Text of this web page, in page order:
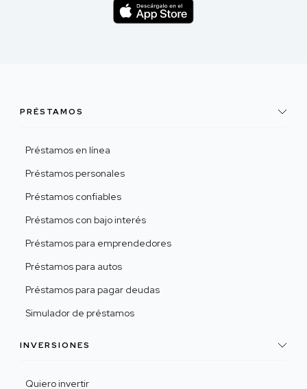
PRÉSTAMOS
Préstamos en línea
Préstamos personales
Préstamos confiables
Préstamos con bajo interés
Préstamos para emprendedores
Préstamos para autos
Préstamos para pagar deudas
Simulador de préstamos
INVERSIONES
Quiero invertir